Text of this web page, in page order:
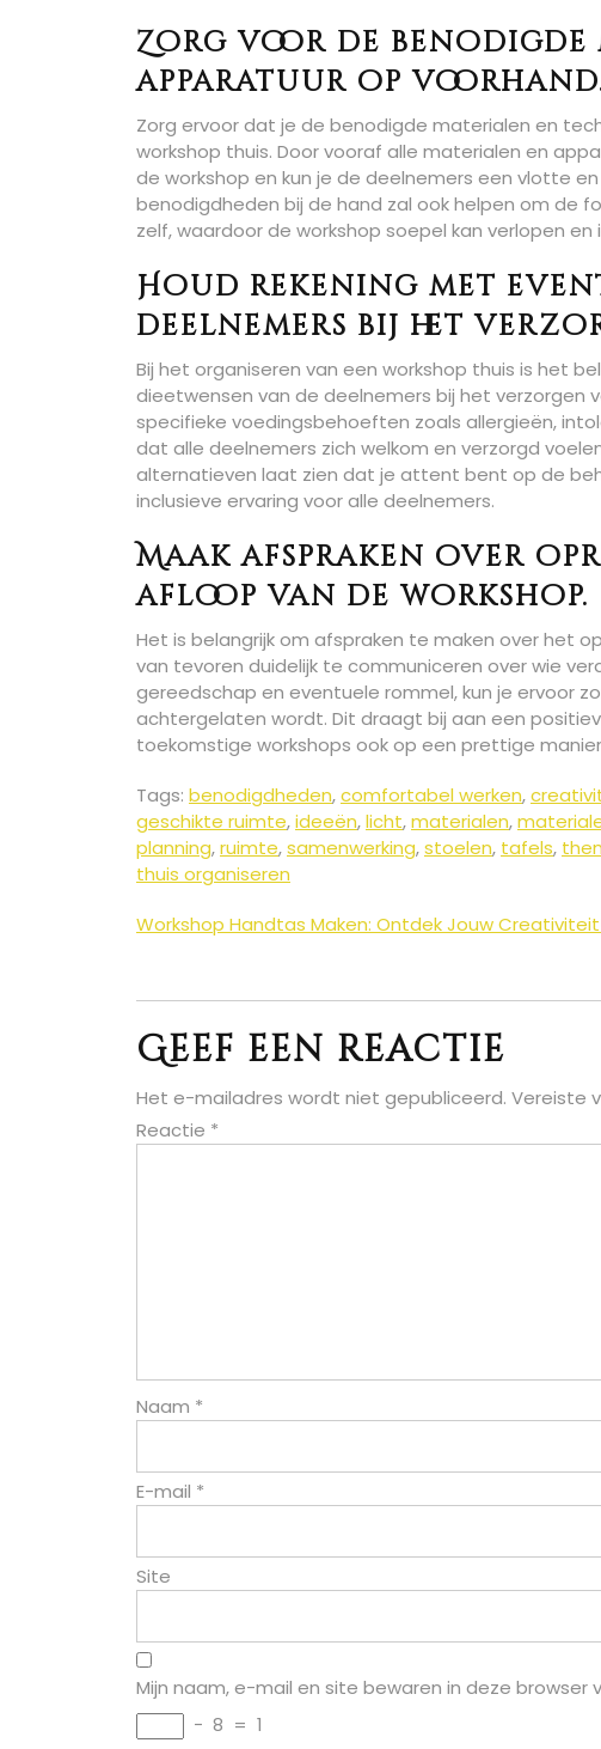
Zorg voor de
apparatuur op
Zorg ervoor dat je de benodigde materialen en
workshop thuis. Door vooraf alle materialen en
de workshop en kun je de deelnemers een vlotte
benodigdheden bij de hand zal ook helpen om de
zelf, waardoor de workshop soepel kan verlopen
Houd rekening met
deelnemers bij het
Bij het organiseren van een workshop thuis is het
dieetwensen van de deelnemers bij het verzorgen
specifieke voedingsbehoeften zoals allergieën,
dat alle deelnemers zich welkom en verzorgd
alternatieven laat zien dat je attent bent op de
inclusieve ervaring voor alle deelnemers.
Maak afspraken over
afloop van de workshop.
Het is belangrijk om afspraken te maken over het
van tevoren duidelijk te communiceren over wie
gereedschap en eventuele rommel, kun je ervoor
achtergelaten wordt. Dit draagt bij aan een
toekomstige workshops ook op een prettige
Tags: benodigdheden,comfortabel werken,
geschikte ruimte,ideeën,licht,materialen,
planning,ruimte,samenwerking,stoelen, tafels,
thuis organiseren
Berichtnavigatie
Workshop Handtas Maken: Ontdek Jouw
Geef een reactie
Het e-mailadres wordt niet gepubliceerd. Vereiste
Reactie *
Naam *
E-mail *
Site
Mijn naam, e-mail en site bewaren in deze
− 8 = 1